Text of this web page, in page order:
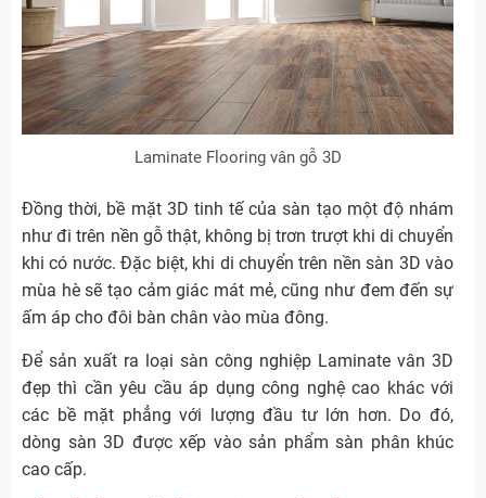
Laminate Flooring vân gỗ 3D
Đồng thời, bề mặt 3D tinh tế của sàn tạo một độ nhám
như đi trên nền gỗ thật, không bị trơn trượt khi di chuyển
khi có nước. Đặc biệt, khi di chuyển trên nền sàn 3D vào
mùa hè sẽ tạo cảm giác mát mẻ, cũng như đem đến sự
ấm áp cho đôi bàn chân vào mùa đông.
Để sản xuất ra loại sàn công nghiệp Laminate vân 3D
đẹp thì cần yêu cầu áp dụng công nghệ cao khác với
các bề mặt phẳng với lượng đầu tư lớn hơn. Do đó,
dòng sàn 3D được xếp vào sản phẩm sàn phân khúc
cao cấp.